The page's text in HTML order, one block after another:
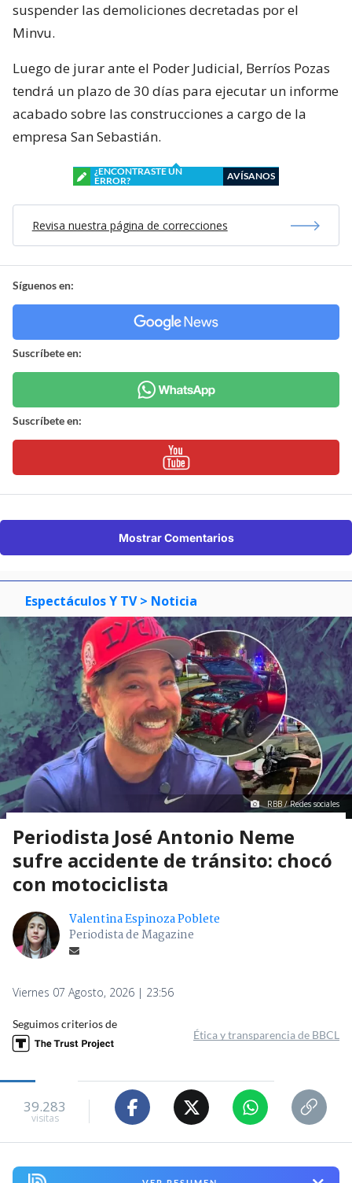
suspender las demoliciones decretadas por el
Minvu.
Luego de jurar ante el Poder Judicial, Berríos Pozas
tendrá un plazo de 30 días para ejecutar un informe
acabado sobre las construcciones a cargo de la
empresa San Sebastián.
¿ENCONTRASTE UN
ERROR?
AVÍSANOS
Revisa nuestra página de correcciones
Síguenos en:
Suscríbete en:
Suscríbete en:
Mostrar Comentarios
Espectáculos Y TV > Noticia
RBB / Redes sociales
Periodista José Antonio Neme
sufre accidente de tránsito: chocó
con motociclista
Valentina Espinoza Poblete
Periodista de Magazine
Viernes 07 Agosto, 2026 | 23:56
Seguimos criterios de
Ética y transparencia de BBCL
39.283
visitas